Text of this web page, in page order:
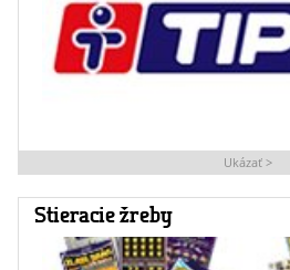
Ukázať >
Stieracie žreby